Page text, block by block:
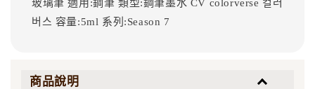
玻璃筆適用:鋼筆類型:鋼筆墨水 CV colorverse 컬러
버스 容量:5ml 系列:Season 7
商品說明